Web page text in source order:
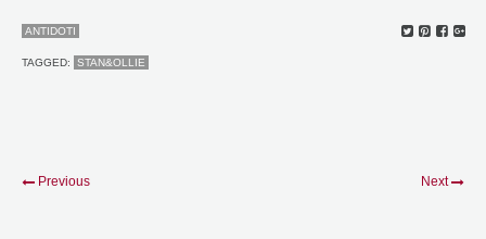
ANTIDOTI
TAGGED: STAN&OLLIE
Previous Next